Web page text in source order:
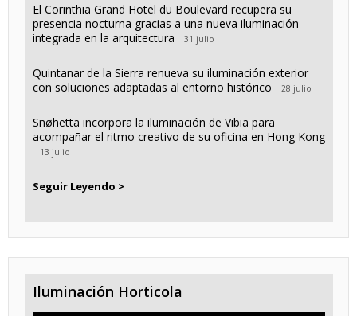
El Corinthia Grand Hotel du Boulevard recupera su
presencia nocturna gracias a una nueva iluminación
integrada en la arquitectura
31 julio
Quintanar de la Sierra renueva su iluminación exterior
con soluciones adaptadas al entorno histórico
28 julio
Snøhetta incorpora la iluminación de Vibia para
acompañar el ritmo creativo de su oficina en Hong Kong
13 julio
Seguir Leyendo >
Iluminación Horticola